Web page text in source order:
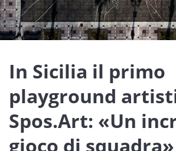
Lavoro
Società
Economia
Sport
Sicilia
In Sicilia il primo
playground
Spos.Art: «Un
gioco di squadra»